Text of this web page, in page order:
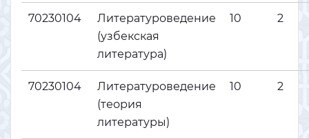
70230104
Литературоведение
(узбекская
литература)
10 2
70230104
Литературоведение
(теория
литературы)
10 2